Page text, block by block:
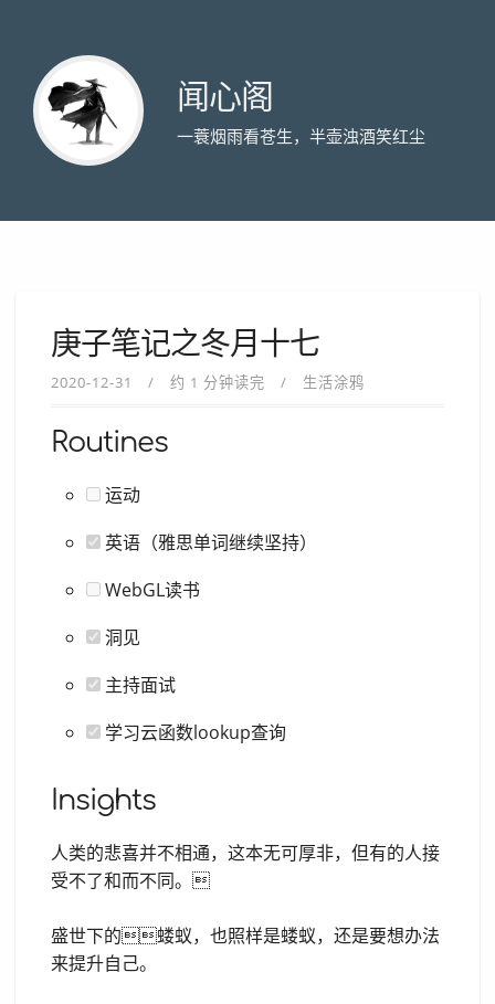
闻心阁
一蓑烟雨看苍生，半壶浊酒笑红尘
庚子笔记之冬月十七
2020-12-31 约 1 分钟读完 生活涂鸦
Routines
运动
英语（雅思单词继续坚持）
WebGL读书
洞见
主持面试
学习云函数lookup查询
Insights
人类的悲喜并不相通，这本无可厚非，但有的人接
受不了和而不同。
盛世下的蝼蚁，也照样是蝼蚁，还是要想办法
来提升自己。